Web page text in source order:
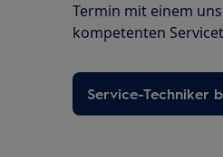
Termin mit einem
kompetenten
Service-Techniker